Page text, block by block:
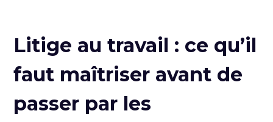
Litige au travail : ce qu’il
faut maîtriser avant de
passer par les